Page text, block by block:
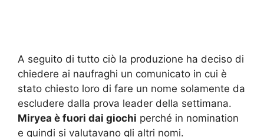
A seguito di tutto ciò la produzione ha deciso di
chiedere ai naufraghi un comunicato in cui è
stato chiesto loro di fare un nome solamente da
escludere dalla prova leader della settimana.
Miryea è fuori dai giochi perché in nomination
e quindi si valutavano gli altri nomi.